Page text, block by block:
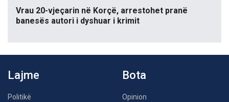
Vrau 20-vjeçarin në Korçë, arrestohet pranë
banesës autori i dyshuar i krimit
Lajme
Politikë
Bota
Opinion